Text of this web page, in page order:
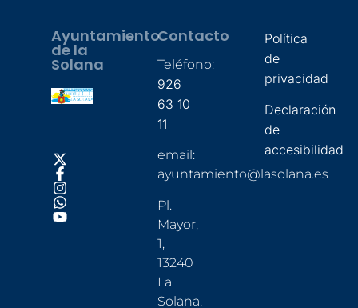
Ayuntamiento
de la
Solana
Contacto
Teléfono:
926
63 10
11
email:
ayuntamiento@lasolana.es
Pl.
Mayor,
1,
13240
La
Solana,
Política
de
privacidad
Declaración
de
accesibilidad